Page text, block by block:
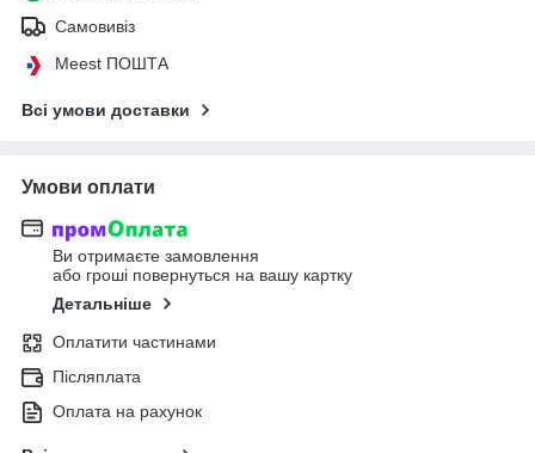
Самовивіз
Meest ПОШТА
Всі умови доставки
Умови оплати
Ви отримаєте замовлення
або гроші повернуться на вашу картку
Детальніше
Оплатити частинами
Післяплата
Оплата на рахунок